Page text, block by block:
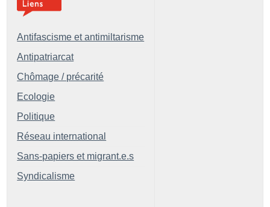
Antifascisme et antimiltarisme
Antipatriarcat
Chômage / précarité
Ecologie
Politique
Réseau international
Sans-papiers et migrant.e.s
Syndicalisme